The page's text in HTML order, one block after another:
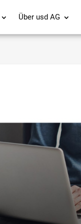
Über usd AG